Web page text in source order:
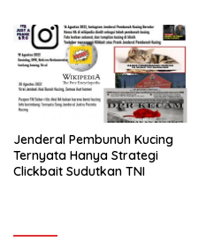
Jenderal Pembunuh Kucing
Ternyata Hanya Strategi
Clickbait Sudutkan TNI